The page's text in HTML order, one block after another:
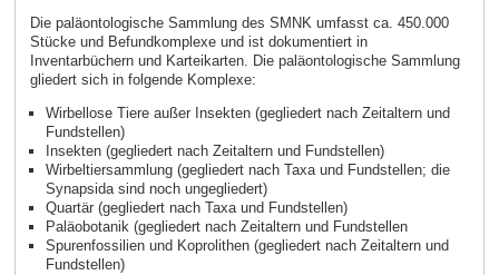
Die paläontologische Sammlung des SMNK umfasst ca. 450.000
Stücke und Befundkomplexe und ist dokumentiert in
Inventarbüchern und Karteikarten. Die paläontologische Sammlung
gliedert sich in folgende Komplexe:
Wirbellose Tiere außer Insekten (gegliedert nach Zeitaltern und
Fundstellen)
Insekten (gegliedert nach Zeitaltern und Fundstellen)
Wirbeltiersammlung (gegliedert nach Taxa und Fundstellen; die
Synapsida sind noch ungegliedert)
Quartär (gegliedert nach Taxa und Fundstellen)
Paläobotanik (gegliedert nach Zeitaltern und Fundstellen
Spurenfossilien und Koprolithen (gegliedert nach Zeitaltern und
Fundstellen)